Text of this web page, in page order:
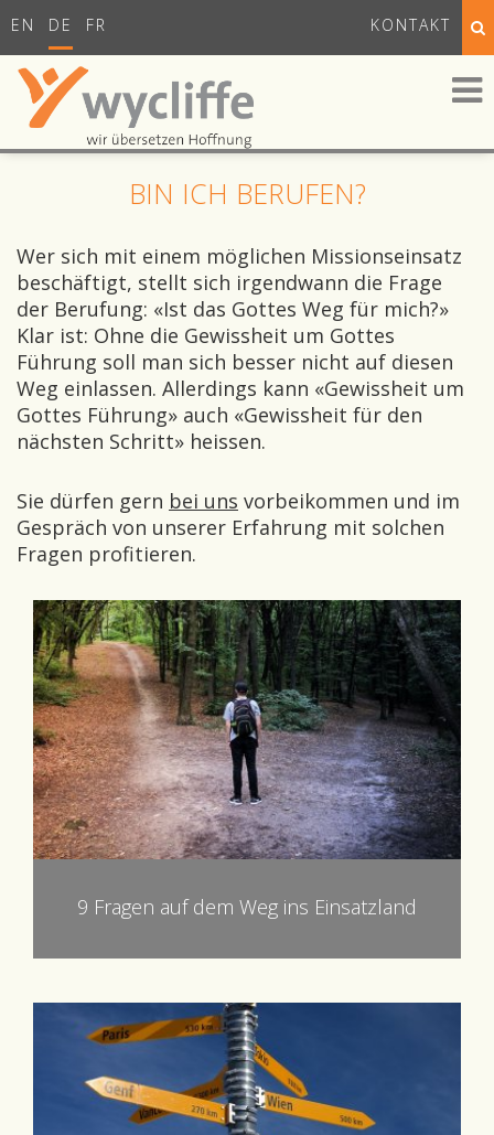
EN DE FR KONTAKT
BIN ICH BERUFEN?
Wer sich mit einem möglichen Missionseinsatz
beschäftigt, stellt sich irgendwann die Frage
der Berufung: «Ist das Gottes Weg für mich?»
Klar ist: Ohne die Gewissheit um Gottes
Führung soll man sich besser nicht auf diesen
Weg einlassen. Allerdings kann «Gewissheit um
Gottes Führung» auch «Gewissheit für den
nächsten Schritt» heissen.
Sie dürfen gern bei uns vorbeikommen und im
Gespräch von unserer Erfahrung mit solchen
Fragen profitieren.
9 Fragen auf dem Weg ins Einsatzland